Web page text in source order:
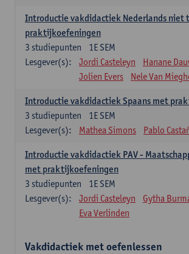
Introductie vakdidactiek Nederlands niet
praktijkoefeningen
1E SEM
3 studiepunten
Lesgever(s):
Jordi Casteleyn
Hanane
Jolien Evers
Nele Van
Introductie vakdidactiek Spaans met
1E SEM
3 studiepunten
Lesgever(s):
Mathea Simons Pablo
Introductie vakdidactiek PAV -
met praktijkoefeningen
1E SEM
3 studiepunten
Lesgever(s):
Jordi Casteleyn
Gytha
Eva Verlinden
Vakdidactiek met oefenlessen